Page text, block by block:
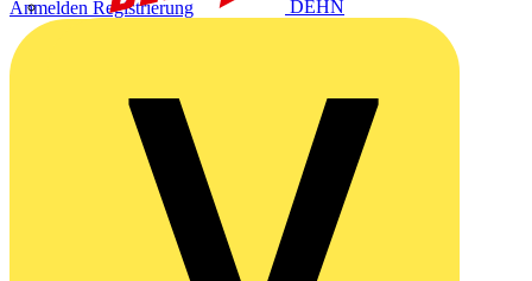
DEHN
Anmelden Registrierung